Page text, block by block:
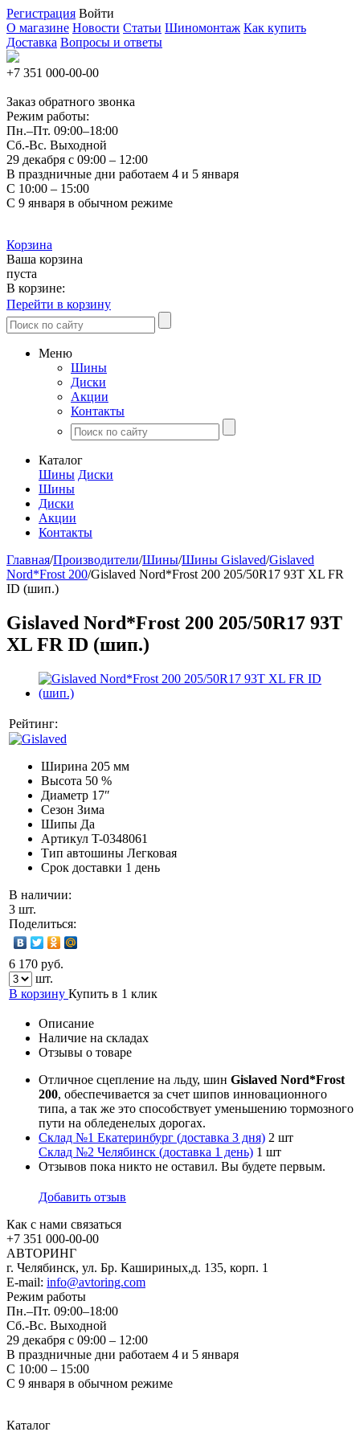
Регистрация Войти
О магазине Новости Статьи Шиномонтаж Как купить
Доставка Вопросы и ответы
+7 351 000-00-00
Заказ обратного звонка
Режим работы:
Пн.–Пт. 09:00–18:00
Сб.-Вс. Выходной
29 декабря с 09:00 – 12:00
В праздничные дни работаем 4 и 5 января
С 10:00 – 15:00
С 9 января в обычном режиме
Корзина
Ваша корзина
пуста
В корзине:
Перейти в корзину
Меню
Шины
Диски
Акции
Контакты
Каталог
Шины Диски
Шины
Диски
Акции
Контакты
Главная/Производители/Шины/Шины Gislaved/Gislaved
Nord*Frost 200/Gislaved Nord*Frost 200 205/50R17 93T XL FR
ID (шип.)
Gislaved Nord*Frost 200 205/50R17 93T
XL FR ID (шип.)
Рейтинг:
Ширина 205 мм
Высота 50 %
Диаметр 17″
Сезон Зима
Шипы Да
Артикул T-0348061
Тип автошины Легковая
Срок доставки 1 день
В наличии:
3 шт.
Поделиться:
6 170 руб.
шт.
В корзину Купить в 1 клик
Описание
Наличие на складах
Отзывы о товаре
Отличное сцепление на льду, шин Gislaved Nord*Frost
200, обеспечивается за счет шипов инновационного
типа, а так же это способствует уменьшению тормозного
пути на обледенелых дорогах.
Склад №1 Екатеринбург (доставка 3 дня) 2 шт
Склад №2 Челябинск (доставка 1 день) 1 шт
Отзывов пока никто не оставил. Вы будете первым.
Добавить отзыв
Как с нами связаться
+7 351 000-00-00
АВТОРИНГ
г. Челябинск, ул. Бр. Кашириных,д. 135, корп. 1
E-mail: info@avtoring.com
Режим работы
Пн.–Пт. 09:00–18:00
Сб.-Вс. Выходной
29 декабря с 09:00 – 12:00
В праздничные дни работаем 4 и 5 января
С 10:00 – 15:00
С 9 января в обычном режиме
Каталог